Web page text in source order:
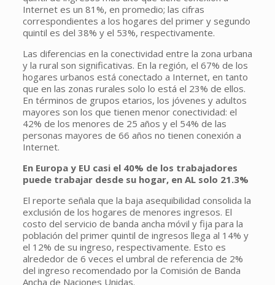
Internet es un 81%, en promedio; las cifras
correspondientes a los hogares del primer y segundo
quintil es del 38% y el 53%, respectivamente.
Las diferencias en la conectividad entre la zona urbana
y la rural son significativas. En la región, el 67% de los
hogares urbanos está conectado a Internet, en tanto
que en las zonas rurales solo lo está el 23% de ellos.
En términos de grupos etarios, los jóvenes y adultos
mayores son los que tienen menor conectividad: el
42% de los menores de 25 años y el 54% de las
personas mayores de 66 años no tienen conexión a
Internet.
En Europa y EU casi el 40% de los trabajadores
puede trabajar desde su hogar, en AL solo 21.3%
El reporte señala que la baja asequibilidad consolida la
exclusión de los hogares de menores ingresos. El
costo del servicio de banda ancha móvil y fija para la
población del primer quintil de ingresos llega al 14% y
el 12% de su ingreso, respectivamente. Esto es
alrededor de 6 veces el umbral de referencia de 2%
del ingreso recomendado por la Comisión de Banda
Ancha de Naciones Unidas.